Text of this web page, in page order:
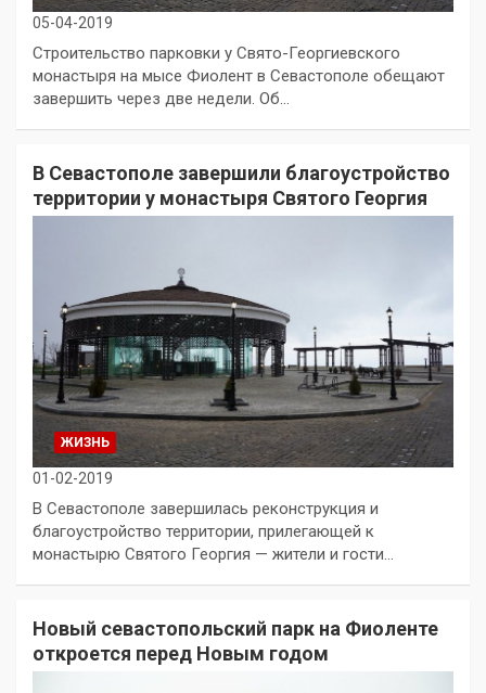
05-04-2019
Строительство парковки у Свято-Георгиевского
монастыря на мысе Фиолент в Севастополе обещают
завершить через две недели. Об…
В Севастополе завершили благоустройство
территории у монастыря Святого Георгия
ЖИЗНЬ
01-02-2019
В Севастополе завершилась реконструкция и
благоустройство территории, прилегающей к
монастырю Святого Георгия — жители и гости…
Новый севастопольский парк на Фиоленте
откроется перед Новым годом